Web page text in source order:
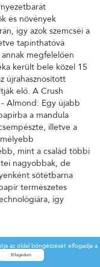
és növények
így azok szemcséi a
tapinthatóvá
megfelelően
került bele közel 15
újrahasznosított
elő. A Crush
Almond: Egy újabb
a mandula
illetve a
mint a család többi
nagyobbak, de
sötétbarna
természetes
így
és növények
az oldal böngészését elfogadja a